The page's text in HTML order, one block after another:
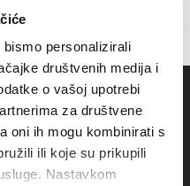
personalizirali
društvenih medija i
o vašoj upotrebi
za društvene
oni ih mogu kombinirati s
ili koje su prikupili
Nastavkom